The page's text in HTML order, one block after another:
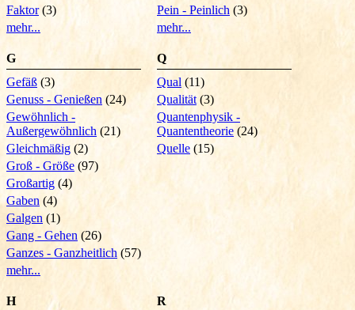
Faktor (3)
mehr...
G
Gefäß (3)
Genuss - Genießen (24)
Gewöhnlich -
Außergewöhnlich (21)
Gleichmäßig (2)
Groß - Größe (97)
Großartig (4)
Gaben (4)
Galgen (1)
Gang - Gehen (26)
Ganzes - Ganzheitlich (57)
mehr...
H
Pein - Peinlich (3)
mehr...
Q
Qual (11)
Qualität (3)
Quantenphysik -
Quantentheorie (24)
Quelle (15)
R